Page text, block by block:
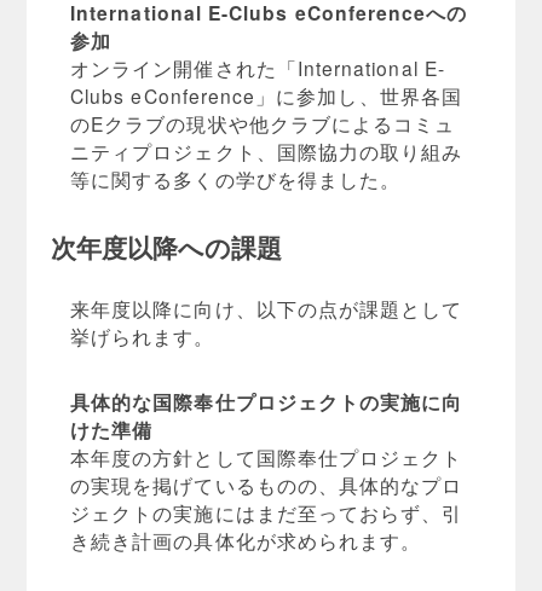
International E-Clubs eConferenceへの
参加
オンライン開催された「International E-
Clubs eConference」に参加し、世界各国
のEクラブの現状や他クラブによるコミュ
ニティプロジェクト、国際協力の取り組み
等に関する多くの学びを得ました。
次年度以降への課題
来年度以降に向け、以下の点が課題として
挙げられます。
具体的な国際奉仕プロジェクトの実施に向
けた準備
本年度の方針として国際奉仕プロジェクト
の実現を掲げているものの、具体的なプロ
ジェクトの実施にはまだ至っておらず、引
き続き計画の具体化が求められます。